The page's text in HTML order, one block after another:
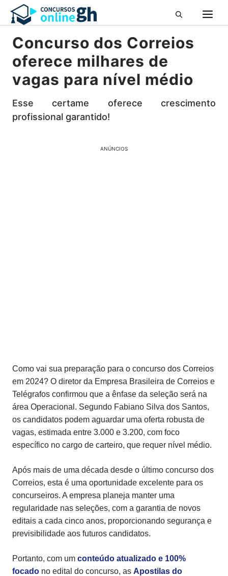
Pular
para
conteúdo
Concurso dos Correios
oferece milhares de
vagas para nível médio
Esse certame oferece crescimento
profissional garantido!
ANÚNCIOS
Como vai sua preparação para o concurso dos Correios
em 2024? O diretor da Empresa Brasileira de Correios e
Telégrafos confirmou que a ênfase da seleção será na
área Operacional. Segundo Fabiano Silva dos Santos,
os candidatos podem aguardar uma oferta robusta de
vagas, estimada entre 3.000 e 3.200, com foco
específico no cargo de carteiro, que requer nível médio.
Após mais de uma década desde o último concurso dos
Correios, esta é uma oportunidade excelente para os
concurseiros. A empresa planeja manter uma
regularidade nas seleções, com a garantia de novos
editais a cada cinco anos, proporcionando segurança e
previsibilidade aos futuros candidatos.
Portanto, com um conteúdo atualizado e 100%
focado no edital do concurso, as Apostilas do